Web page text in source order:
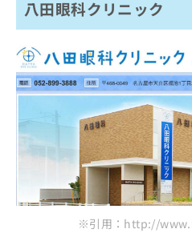
八田眼科クリニック
※引用：http://